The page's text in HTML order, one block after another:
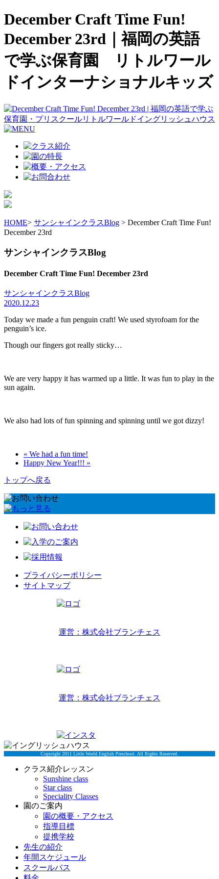
December Craft Time Fun!
December 23rd｜福岡の英語
で学ぶ保育園 リトルワール
ドインターナショナルキッズ
HOME> サンシャインクラスBlog > December Craft Time Fun!
December 23rd
サンシャインクラスBlog
December Craft Time Fun! December 23rd
サンシャインクラスBlog
2020.12.23
Today we made a fun penguin craft! We used styrofoam for the
penguin’s ice.
Though our fingers got really sticky…
We are very happy it has warmed up a little. It was fun to play in the
sun again.
We also had lots of fun spinning and spinning until we got dizzy!
« We had a fun time!
Happy New Year!!! »
トップへ戻る
プライバシーポリシー
サイトマップ
運営：株式会社ブランチェス
運営：株式会社ブランチェス
Copyright 2011 Little World English Preschool. All Rights Reserved.
クラス紹介レッスン
Sunshine class
Star class
Speciality Classes
園のご案内
園の概要・アクセス
指導目標
提携学校
先生の紹介
年間スケジュール
スクールバス